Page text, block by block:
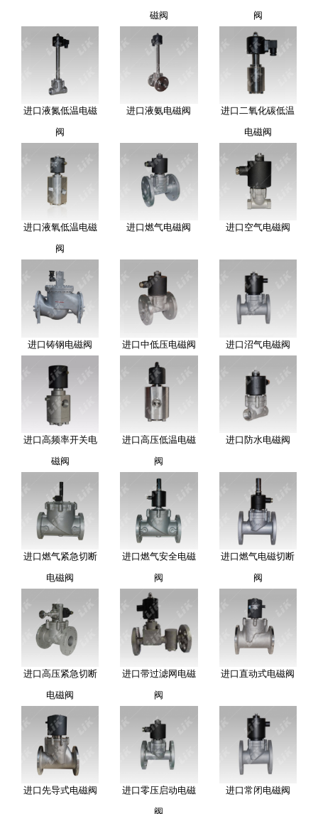
磁阀
阀
进口液氮低温电磁
阀
进口液氨电磁阀
进口二氧化碳低温
电磁阀
进口液氧低温电磁
阀
进口燃气电磁阀 进口空气电磁阀
进口铸钢电磁阀 进口中低压电磁阀 进口沼气电磁阀
进口高频率开关电
磁阀
进口高压低温电磁
阀
进口防水电磁阀
进口燃气紧急切断
电磁阀
进口燃气安全电磁
阀
进口燃气电磁切断
阀
进口高压紧急切断
电磁阀
进口带过滤网电磁
阀
进口直动式电磁阀
进口先导式电磁阀
进口零压启动电磁
阀
进口常闭电磁阀